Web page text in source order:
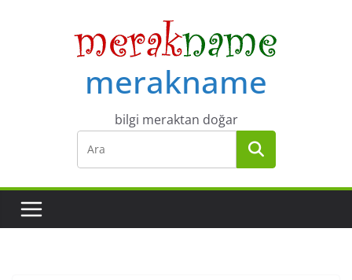
merakname
bilgi meraktan doğar